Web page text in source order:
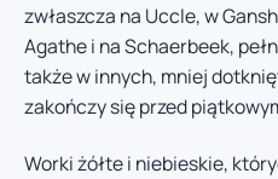
zwłaszcza na Uccle, w
Agathe i na Schaerbeek,
także w innych, mniej
zakończy się przed
Worki żółte i niebieskie,